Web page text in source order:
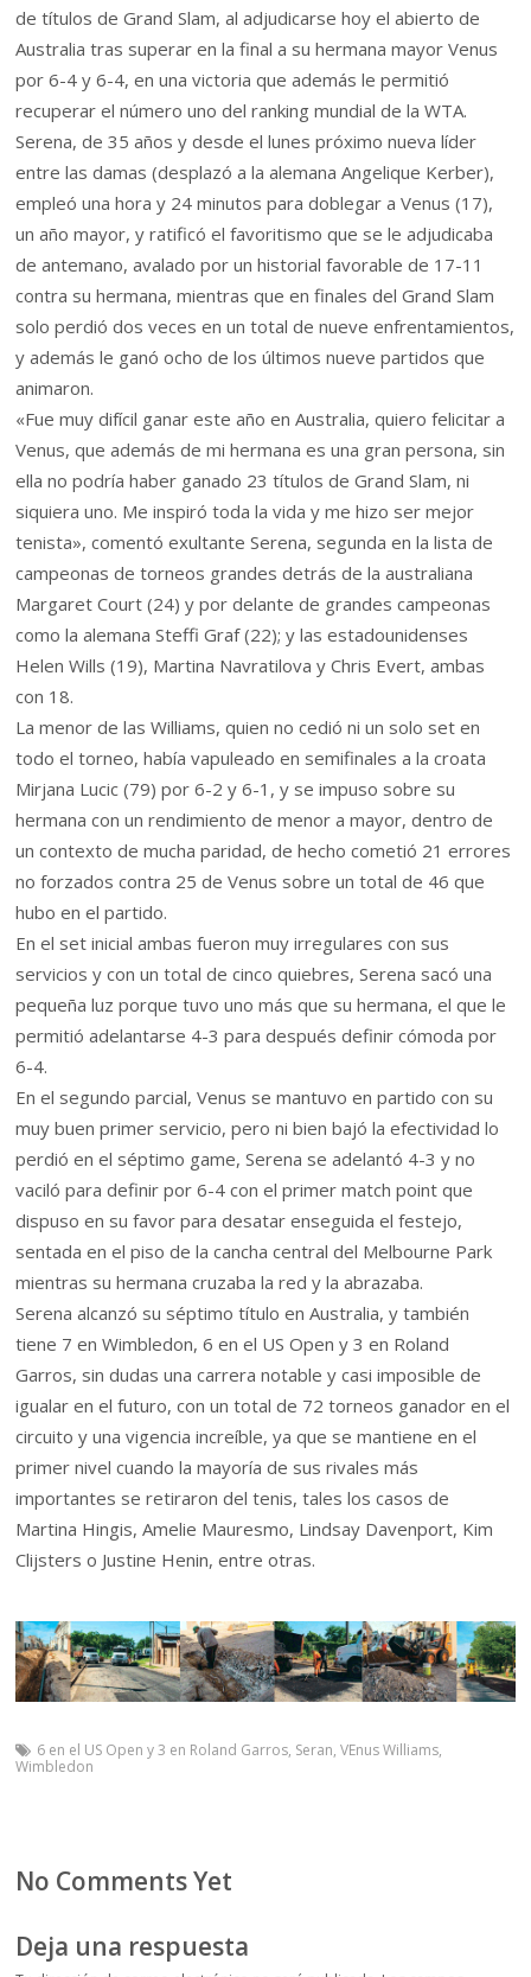
de títulos de Grand Slam, al adjudicarse hoy el abierto de
Australia tras superar en la final a su hermana mayor Venus
por 6-4 y 6-4, en una victoria que además le permitió
recuperar el número uno del ranking mundial de la WTA.
Serena, de 35 años y desde el lunes próximo nueva líder
entre las damas (desplazó a la alemana Angelique Kerber),
empleó una hora y 24 minutos para doblegar a Venus (17),
un año mayor, y ratificó el favoritismo que se le adjudicaba
de antemano, avalado por un historial favorable de 17-11
contra su hermana, mientras que en finales del Grand Slam
solo perdió dos veces en un total de nueve enfrentamientos,
y además le ganó ocho de los últimos nueve partidos que
animaron.
«Fue muy difícil ganar este año en Australia, quiero felicitar a
Venus, que además de mi hermana es una gran persona, sin
ella no podría haber ganado 23 títulos de Grand Slam, ni
siquiera uno. Me inspiró toda la vida y me hizo ser mejor
tenista», comentó exultante Serena, segunda en la lista de
campeonas de torneos grandes detrás de la australiana
Margaret Court (24) y por delante de grandes campeonas
como la alemana Steffi Graf (22); y las estadounidenses
Helen Wills (19), Martina Navratilova y Chris Evert, ambas
con 18.
La menor de las Williams, quien no cedió ni un solo set en
todo el torneo, había vapuleado en semifinales a la croata
Mirjana Lucic (79) por 6-2 y 6-1, y se impuso sobre su
hermana con un rendimiento de menor a mayor, dentro de
un contexto de mucha paridad, de hecho cometió 21 errores
no forzados contra 25 de Venus sobre un total de 46 que
hubo en el partido.
En el set inicial ambas fueron muy irregulares con sus
servicios y con un total de cinco quiebres, Serena sacó una
pequeña luz porque tuvo uno más que su hermana, el que le
permitió adelantarse 4-3 para después definir cómoda por
6-4.
En el segundo parcial, Venus se mantuvo en partido con su
muy buen primer servicio, pero ni bien bajó la efectividad lo
perdió en el séptimo game, Serena se adelantó 4-3 y no
vaciló para definir por 6-4 con el primer match point que
dispuso en su favor para desatar enseguida el festejo,
sentada en el piso de la cancha central del Melbourne Park
mientras su hermana cruzaba la red y la abrazaba.
Serena alcanzó su séptimo título en Australia, y también
tiene 7 en Wimbledon, 6 en el US Open y 3 en Roland
Garros, sin dudas una carrera notable y casi imposible de
igualar en el futuro, con un total de 72 torneos ganador en el
circuito y una vigencia increíble, ya que se mantiene en el
primer nivel cuando la mayoría de sus rivales más
importantes se retiraron del tenis, tales los casos de
Martina Hingis, Amelie Mauresmo, Lindsay Davenport, Kim
Clijsters o Justine Henin, entre otras.
6 en el US Open y 3 en Roland Garros, Seran,VEnus Williams,
Wimbledon
No Comments Yet
Deja una respuesta